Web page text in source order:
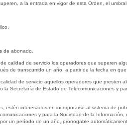
a la entrada en vigor de esta Orden, el
de abonado.
calidad de servicio los operadores que superen
de transcurrido un año, a partir de la fecha en que
de servicio aquellos operadores que presten
Secretaría de Estado de Telecomunicaciones y
estén interesados en incorporarse al sistema de
y para la Sociedad de la
un período de un año, prorrogable